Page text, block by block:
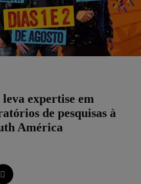
expertise em
de pesquisas à
América